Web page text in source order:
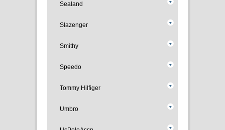
Sealand
Slazenger
Smithy
Speedo
Tommy Hilfiger
Umbro